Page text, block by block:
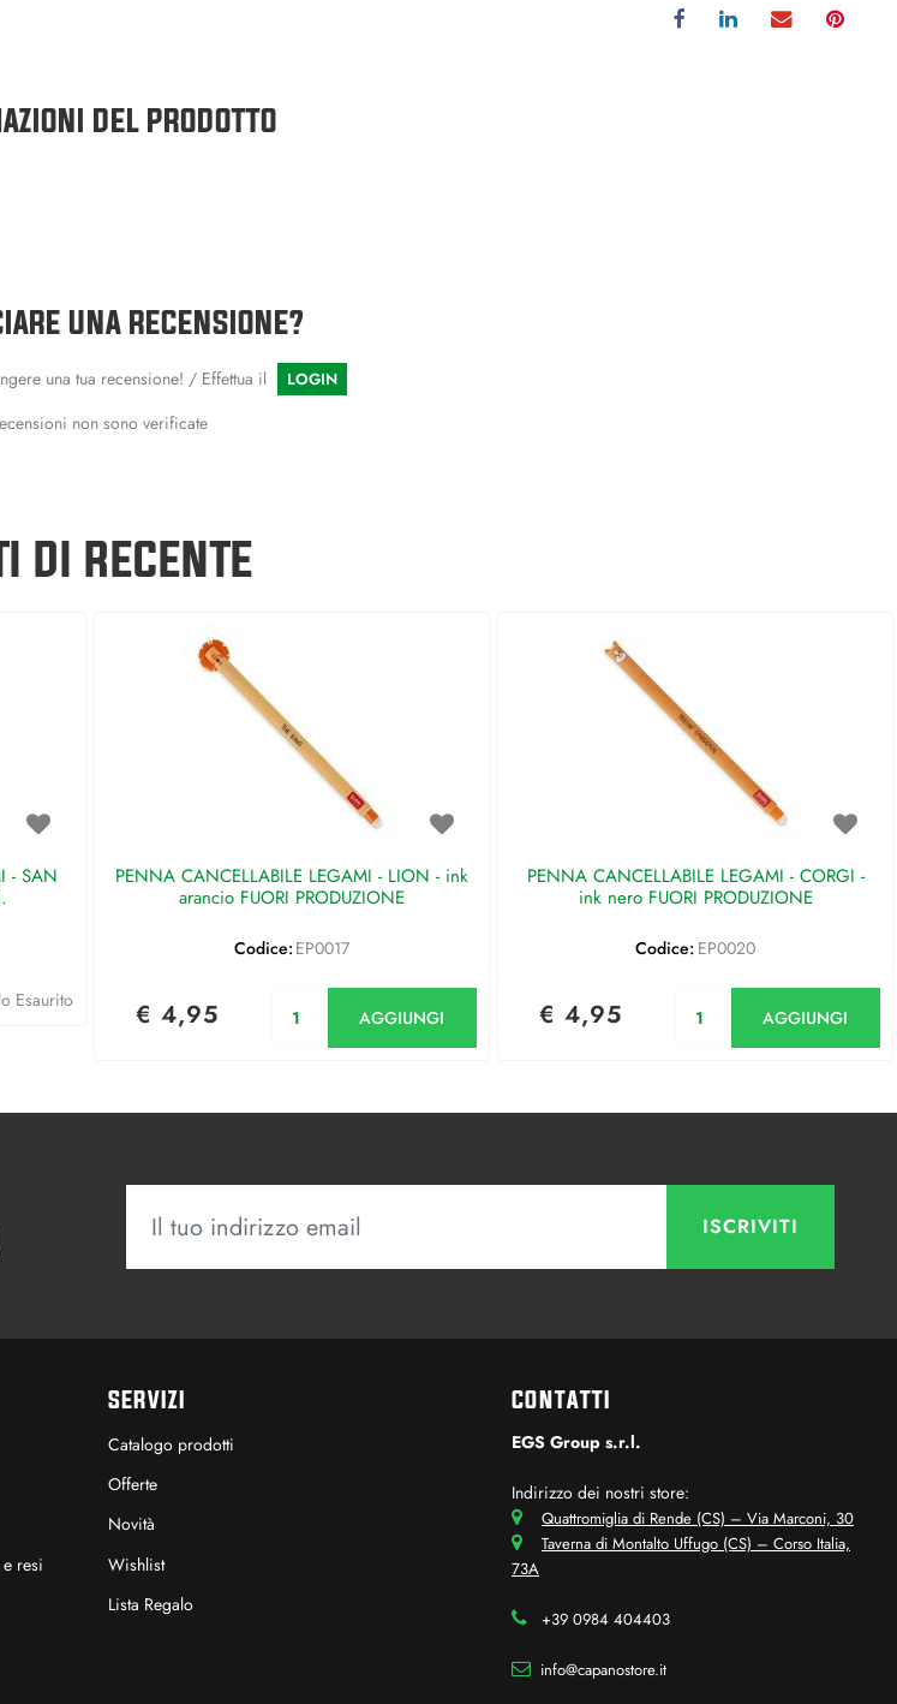
DEL PRODOTTO
UNA RECENSIONE?
una tua recensione! / Effettua il LOGIN
non sono verificate
DI RECENTE
- SAN
Esaurito
PENNA CANCELLABILE LEGAMI - LION - ink
arancio FUORI PRODUZIONE
Codice: EP0017
€ 4,95 AGGIUNGI
PENNA CANCELLABILE LEGAMI - CORGI -
ink nero FUORI PRODUZIONE
Codice: EP0020
€ 4,95 AGGIUNGI
resi
SERVIZI
Catalogo prodotti
Offerte
Novità
Wishlist
Lista Regalo
CONTATTI
EGS Group s.r.l.
Indirizzo dei nostri store:
Quattromiglia di Rende (CS) – Via Marconi, 30
Taverna di Montalto Uffugo (CS) – Corso Italia,
73A
+39 0984 404403
info@capanostore.it